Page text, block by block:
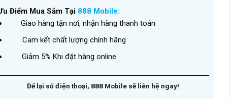
Điểm Mua Sắm Tại 888 Mobile:
Giao hàng tận nơi, nhận hàng thanh toán
Cam kết chất lượng chính hãng
Giảm 5% Khi đặt hàng online
Để lại số điện thoại, 888 Mobile sẽ liên hệ ngay!